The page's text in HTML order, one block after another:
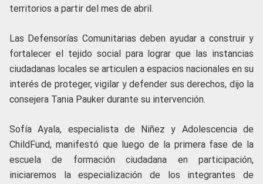
territorios a partir del mes de abril.
Las Defensorías Comunitarias deben ayudar a construir y
fortalecer el tejido social para lograr que las instancias
ciudadanas locales se articulen a espacios nacionales en su
interés de proteger, vigilar y defender sus derechos, dijo la
consejera Tania Pauker durante su intervención.
Sofía Ayala, especialista de Niñez y Adolescencia de
ChildFund, manifestó que luego de la primera fase de la
escuela de formación ciudadana en participación,
iniciaremos la especialización de los integrantes de